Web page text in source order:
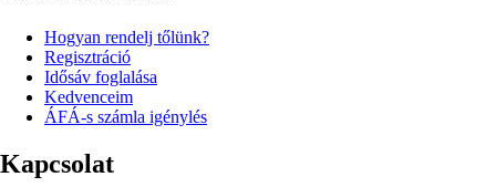
Hogyan rendelj tőlünk?
Regisztráció
Idősáv foglalása
Kedvenceim
ÁFÁ-s számla igénylés
Kapcsolat